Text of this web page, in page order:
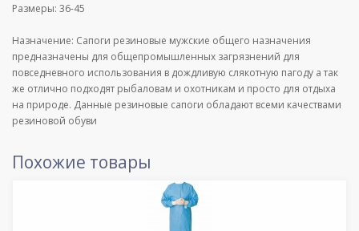
Размеры: 36-45
Назначение: Сапоги резиновые мужские общего назначения
предназначены для общепромышленных загрязнений для
повседневного использования в дождливую слякотную пагоду а так
же отлично подходят рыбаловам и охотникам и просто для отдыха
на природе. Данные резиновые сапоги обладают всеми качествами
резиновой обуви
Похожие товары